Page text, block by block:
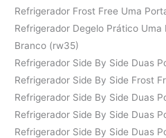
Refrigerador Frost Free Uma
Refrigerador Degelo Prático
Branco (rw35)
Refrigerador Side By Side Duas
Refrigerador Side By Side Frost
Refrigerador Side By Side Duas
Refrigerador Side By Side Duas
Refrigerador Side By Side Duas